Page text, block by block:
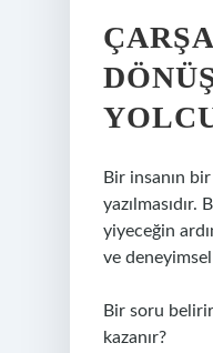
Bir insanın
yiyeceğin
ve
Bir soru
kazanır?